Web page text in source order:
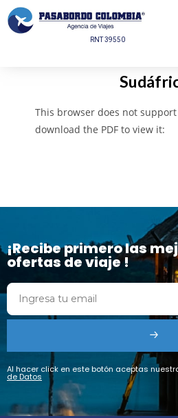
RNT 39550
This browser does not support
download the PDF to view it:
¡Recibe primero las
ofertas de viaje !
Al hacer click en este botón aceptas
de Datos